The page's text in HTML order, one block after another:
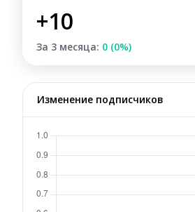
+10
За 3 месяца: 0 (0%)
Изменение подписчиков